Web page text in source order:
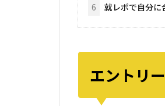
6
就レポで自分に
エントリ